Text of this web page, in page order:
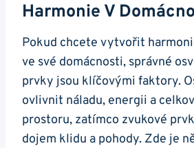
Harmonie V
Pokud chcete vytvořit
ve své domácnosti, správné
prvky jsou klíčovými faktory.
ovlivnit náladu, energii a
prostoru, zatímco zvukové
dojem klidu a pohody. Zde je